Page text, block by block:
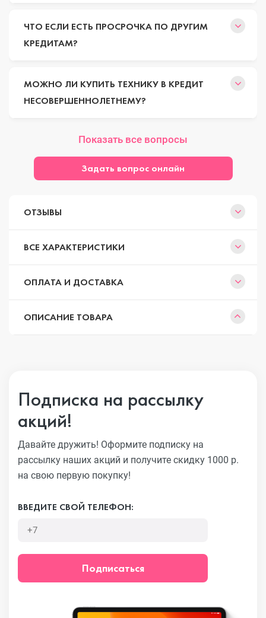
ЧТО ЕСЛИ ЕСТЬ ПРОСРОЧКА ПО ДРУГИМ
КРЕДИТАМ?
МОЖНО ЛИ КУПИТЬ ТЕХНИКУ В КРЕДИТ
НЕСОВЕРШЕННОЛЕТНЕМУ?
Показать все вопросы
Задать вопрос онлайн
ОТЗЫВЫ
ВСЕ ХАРАКТЕРИСТИКИ
ОПЛАТА И ДОСТАВКА
ОПИСАНИЕ ТОВАРА
Подписка на рассылку
акций!
Давайте дружить! Оформите подписку на
рассылку наших акций и получите скидку 1000 р.
на свою первую покупку!
ВВЕДИТЕ СВОЙ ТЕЛЕФОН:
Подписаться